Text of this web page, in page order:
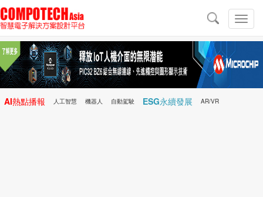
切
換
導
航
AI熱點播報 人工智慧 機器人 自動駕駛 ESG永續發展 AR/VR